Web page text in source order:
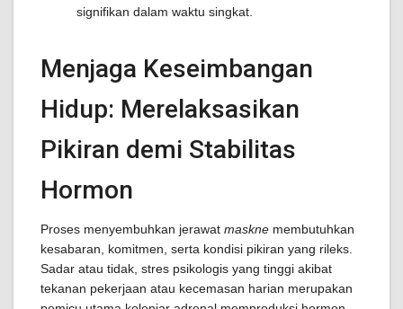
signifikan dalam waktu singkat.
Menjaga Keseimbangan
Hidup: Merelaksasikan
Pikiran demi Stabilitas
Hormon
Proses menyembuhkan jerawat maskne membutuhkan
kesabaran, komitmen, serta kondisi pikiran yang rileks.
Sadar atau tidak, stres psikologis yang tinggi akibat
tekanan pekerjaan atau kecemasan harian merupakan